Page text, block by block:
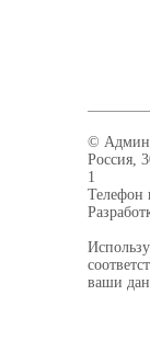
©
Россия,
1
Телефон
ваши